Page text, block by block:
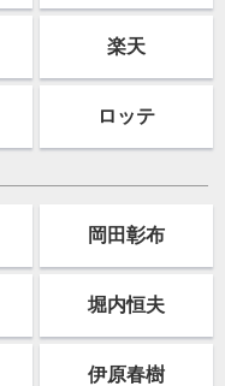
楽天
ロッテ
岡田彰布
堀内恒夫
伊原春樹